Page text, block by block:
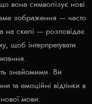
вона символізує нові
зображення — часто
на скелі — розповідає
щоб інтерпретувати
знайомими. Ви
та емоційні відтінки в
мови.